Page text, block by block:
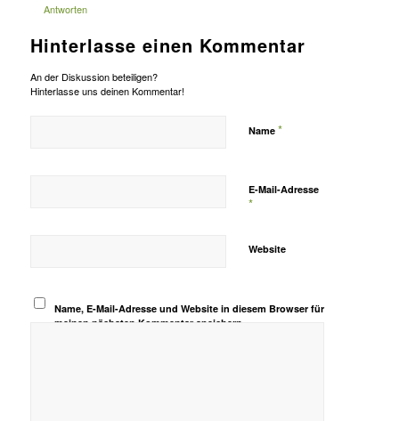
Antworten
Hinterlasse einen Kommentar
An der Diskussion beteiligen?
Hinterlasse uns deinen Kommentar!
Name *
E-Mail-Adresse
*
Website
Name, E-Mail-Adresse und Website in diesem Browser für
meinen nächsten Kommentar speichern.